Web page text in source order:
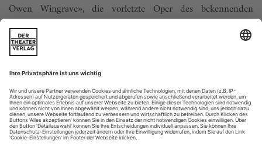
Owen Wingrave», die vorletzte Oper des bekennenden
Pazifisten Benjamin Britten nach einer Erzählung von Henry
James, entstand 1970 – in der Endphase des Vietnam-Krieges
– als Auftragswerk für das britische Fernsehen. Britten und
Wechseln und Simultanszenen virtuos die Möglichkeiten der
filmischen Dramaturgie....
Apropos... Figur
Der amerikanische Bassbariton SETH CARICO (34), seit dreieinhalb